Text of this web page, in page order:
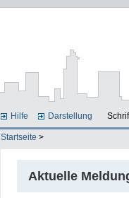
Hilfe Darstellung
Startseite >
Aktuelle